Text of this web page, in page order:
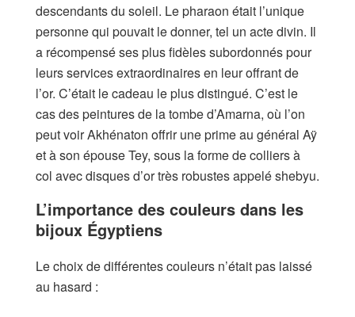
descendants du soleil. Le pharaon était l’unique
personne qui pouvait le donner, tel un acte divin. Il
a récompensé ses plus fidèles subordonnés pour
leurs services extraordinaires en leur offrant de
l’or. C’était le cadeau le plus distingué. C’est le
cas des peintures de la tombe d’Amarna, où l’on
peut voir Akhénaton offrir une prime au général Aÿ
et à son épouse Tey, sous la forme de colliers à
col avec disques d’or très robustes appelé shebyu.
L’importance des couleurs dans les
bijoux Égyptiens
Le choix de différentes couleurs n’était pas laissé
au hasard :